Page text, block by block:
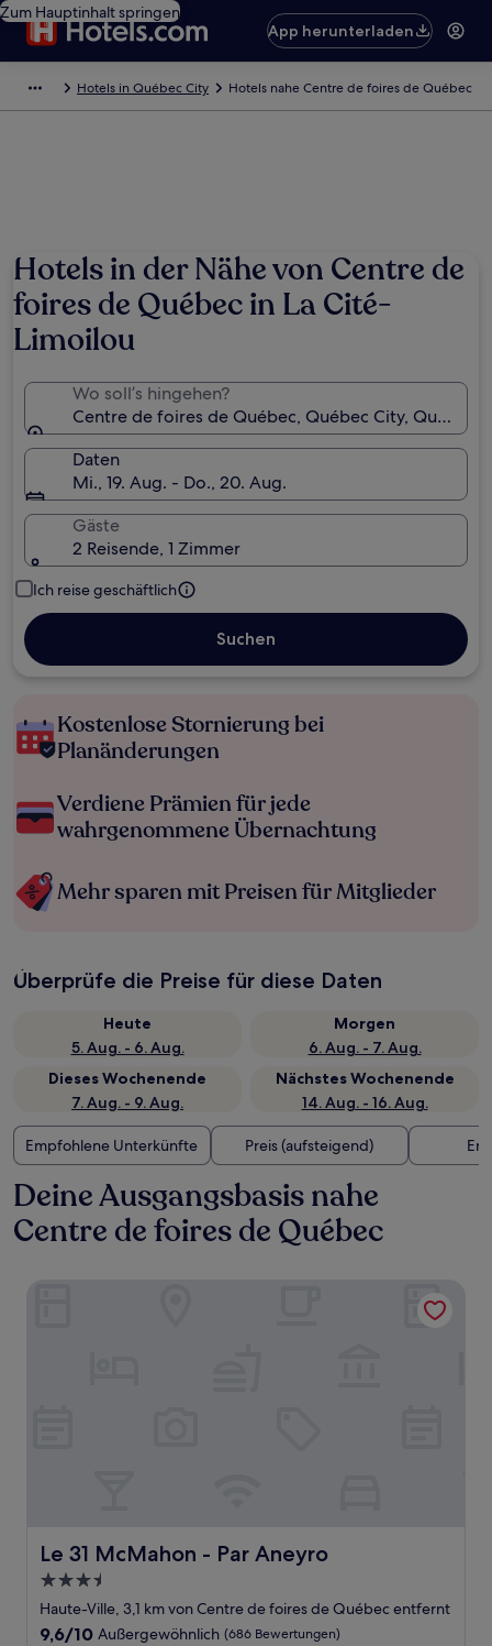
Zum Hauptinhalt springen
App herunterladen
Hotels in Québec City Hotels nahe Centre de foires de Québec
Hotels in der Nähe von Centre de
foires de Québec in La Cité-
Limoilou
Wo soll’s hingehen?
Centre de foires de Québec, Québec City, Québec,
Daten
Mi., 19. Aug. - Do., 20. Aug.
Gäste
2 Reisende, 1 Zimmer
Ich reise geschäftlich
Suchen
Kostenlose Stornierung bei
Planänderungen
Verdiene Prämien für jede
wahrgenommene Übernachtung
Mehr sparen mit Preisen für Mitglieder
Überprüfe die Preise für diese Daten
Heute
5. Aug. - 6. Aug.
Morgen
6. Aug. - 7. Aug.
Dieses Wochenende
7. Aug. - 9. Aug.
Nächstes Wochenende
14. Aug. - 16. Aug.
Empfohlene Unterkünfte Preis (aufsteigend)
Deine Ausgangsbasis nahe
Centre de foires de Québec
Le 31 McMahon - Par Aneyro
Le 31 McMahon - Par Aneyro
3.5-
Sterne-
Unterkunft
Haute-Ville, 3,1 km von Centre de foires de Québec entfernt
9.6
9,6/10 Außergewöhnlich (686 Bewertungen)